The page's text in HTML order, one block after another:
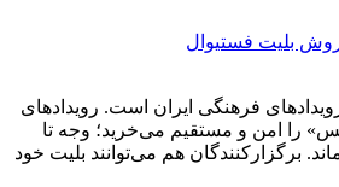
بلیت فستیوال
فرهنگی ایران است. رویدادهای
را امن و مستقیم می‌خرید؛ وجه تا
برگزارکنندگان هم می‌توانند بلیت خود